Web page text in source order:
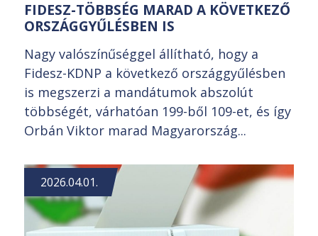
FIDESZ-TÖBBSÉG MARAD A KÖVETKEZŐ
ORSZÁGGYŰLÉSBEN IS
Nagy valószínűséggel állítható, hogy a
Fidesz-KDNP a következő országgyűlésben
is megszerzi a mandátumok abszolút
többségét, várhatóan 199-ből 109-et, és így
Orbán Viktor marad Magyarország...
2026.04.01.